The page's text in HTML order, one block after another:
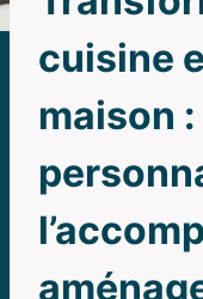
cuisine
maison